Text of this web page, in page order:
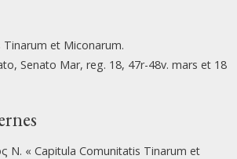
et Miconarum.
Senato Mar, reg. 18, 47r-48v. mars et 18
Ν. « Capitula Comunitatis Tinarum et